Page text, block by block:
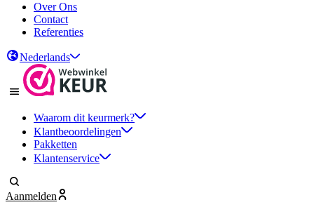
Over Ons
Contact
Referenties
Nederlands
Waarom dit keurmerk?
Klantbeoordelingen
Pakketten
Klantenservice
Aanmelden